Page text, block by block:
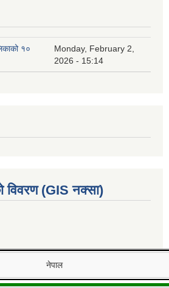
१०
Monday, February 2,
2026 - 15:14
विवरण (GIS नक्सा)